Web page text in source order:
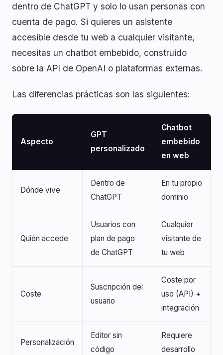
dentro de ChatGPT y solo lo usan personas con
cuenta de pago. Si quieres un asistente
accesible desde tu web a cualquier visitante,
necesitas un chatbot embebido, construido
sobre la API de OpenAI o plataformas externas.
Las diferencias prácticas son las siguientes:
Aspecto
GPT
personalizado
Chatbot
embebido
en web
Dónde vive
Dentro de
ChatGPT
En tu propio
dominio
Quién accede
Usuarios con
plan de pago
de ChatGPT
Cualquier
visitante de
tu web
Coste
Suscripción del
usuario
Coste por
uso (API) +
integración
Personalización
Editor sin
código
Requiere
desarrollo